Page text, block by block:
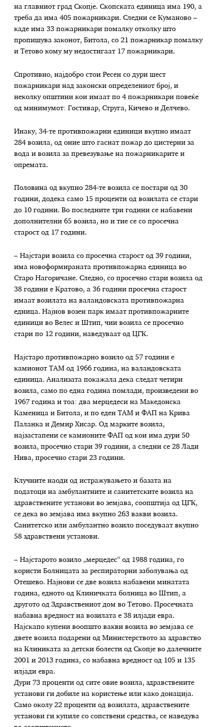
на главниот град Скопје. Скопската единица има 190, а
треба да има 405 пожарникари. Следни се Куманово –
каде има 33 пожарникари помалку отколку што
пропишува законот, Битола, со 21 пожарникар помалку
и Тетово кому му недостигаат 17 пожарникари.
Спротивно, најдобро стои Ресен со дури шест
пожарникари над законски определениот број, и
неколку општини кои имаат по 4 пожарникари повеќе
од минимумот: Гостивар, Струга, Кичево и Делчево.
Инаку, 34-те противпожарни единици вкупно имаат
284 возила, од оние што гаснат пожар до цистерни за
вода и возила за превезување на пожарникарите и
опремата.
Половина од вкупно 284-те возила се постари од 30
години, додека само 15 проценти од возилата се стари
до 10 години. Во последните три години се набавени
дополнителни 65 возила, но и тие се со просечна
старост од 17 години.
– Најстари возила со просечна старост од 39 години,
има новоформираната противпожарна единица во
Старо Нагоричане. Следно, со просечно стари возила од
38 години е Кратово, а 36 години просечна старост
имаат возилата на валандовската противпожарна
едница. Најнов возен парк имаат противпожарните
единици во Велес и Штип, чии возила се просечно
стари по 12 години, наведуваат од ЦГК.
Најстаро противпожарно возило од 57 години е
камионот ТАМ од 1966 година, на валандовската
единица. Анализата покажала дека следат четири
возила, само по една година помлади, произведени во
1967 година и тоа: два мерцедеси на Македонска
Каменица и Битола, и по еден ТАМ и ФАП на Крива
Паланка и Демир Хисар. Од марките возила,
најзастапени се камионите ФАП од кои има дури 50
возила, просечно стари 39 години, а следни се 28 Лади
Нива, просечно стари 23 години.
Клучните наоди од истражувањето и базата на
податоци на амбулантните и санитетските возила на
здравствените установи во земјава, соопштија од ЦГК,
се дека во земјава има вкупно 263 вакви возила.
Санитетско или амбулантно возило поседуваат вкупно
58 здравствени установи.
– Најстарото возило „мерцедес“ од 1988 година, го
користи Болницата за респираторни заболувања од
Отешево. Најнови се две возила набавени минатата
година, едното од Клиничката болница во Штип, а
другото од Здравствениот дом во Тетово. Просечната
набавна вредност на возилата е 38 илјади евра.
Најскапо купени воопшто вакви возила во земјава се
двете возила подарени од Министерството за здравство
на Клиниката за детски болести од Скопје во далечните
2001 и 2013 година, со набавна вредност од 105 и 135
илјади евра.
Дури 73 проценти од сите овие возила, здравствените
установи ги добиле на користење или како донација.
Само околу 22 проценти од возилата, здравствените
установи ги купиле со сопствени средства, се наведува